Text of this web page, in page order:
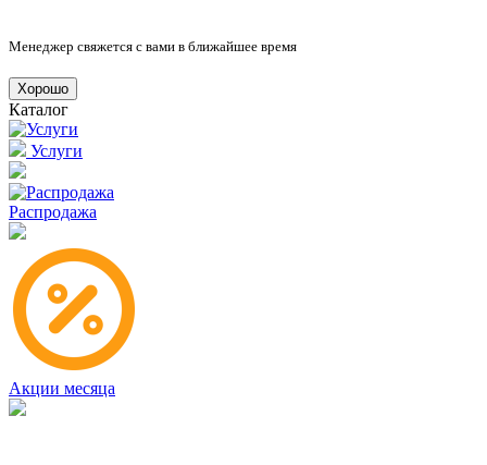
Менеджер свяжется с вами в ближайшее время
Хорошо
Каталог
Услуги
Распродажа
Акции месяца